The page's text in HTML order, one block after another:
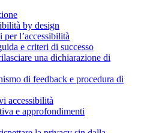
by design
per l’accessibilità
e criteri di successo
una dichiarazione di
di feedback e procedura di
accessibilità
e approfondimenti